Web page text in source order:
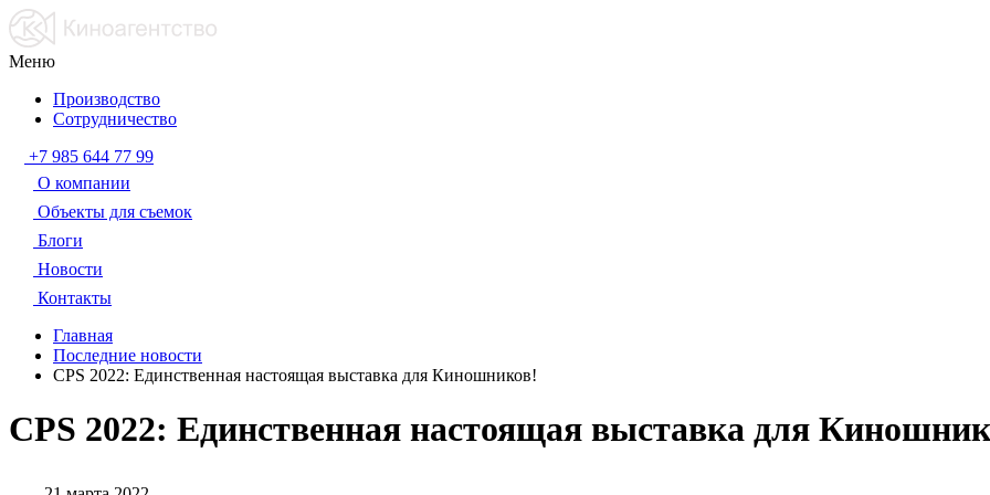
Меню
Производство
Сотрудничество
+7 985 644 77 99
О компании
Объекты для съемок
Блоги
Новости
Контакты
Главная
Последние новости
CPS 2022: Единственная настоящая выставка для Киношников!
CPS 2022: Единственная настоящая выставка для